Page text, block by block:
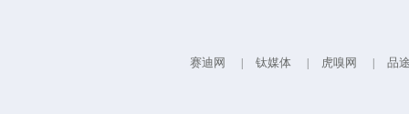
赛迪网 钛媒体 虎嗅网 品